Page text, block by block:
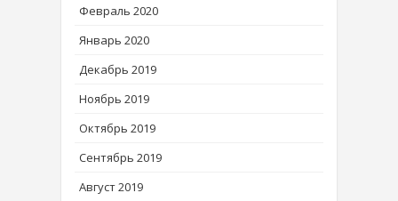
Февраль 2020
Январь 2020
Декабрь 2019
Ноябрь 2019
Октябрь 2019
Сентябрь 2019
Август 2019